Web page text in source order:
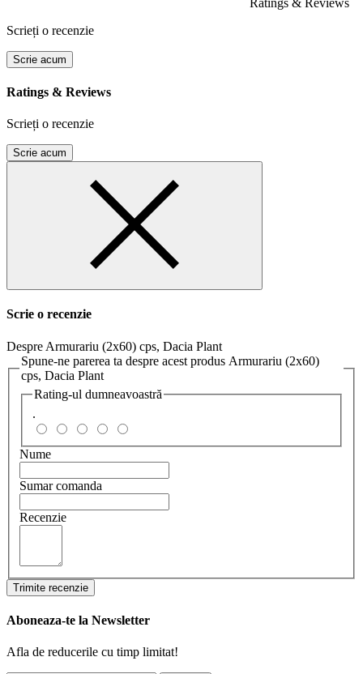
Scrieți o recenzie
Scrie acum
Ratings & Reviews
Scrieți o recenzie
Scrie acum
Scrie o recenzie
Despre Armurariu (2x60) cps, Dacia Plant
Spune-ne parerea ta despre acest produs Armurariu (2x60)
cps, Dacia Plant
Rating-ul dumneavoastră
.
Nume
Sumar comanda
Recenzie
Trimite recenzie
Aboneaza-te la Newsletter
Afla de reducerile cu timp limitat!